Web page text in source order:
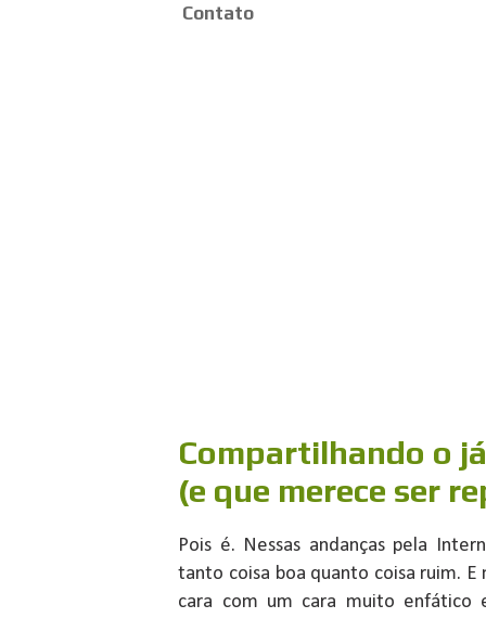
Contato
Compartilhando o
(e que merece ser
Pois é. Nessas andanças pela
tanto coisa boa quanto coisa ruim.
cara com um cara muito enfático